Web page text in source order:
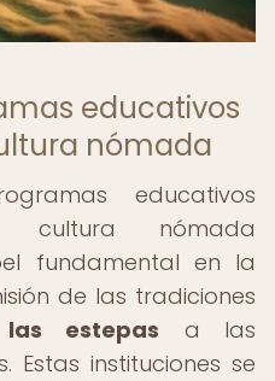
educativos
nómada
educativos
nómada
fundamental en la
de las tradiciones
estepas a las
Estas instituciones se